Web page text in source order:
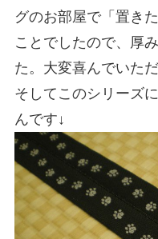
グのお部屋で「置き
ことでしたので、厚
た。大変喜んでいた
そしてこのシリーズ
んです↓